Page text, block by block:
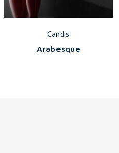
Candis
Arabesque